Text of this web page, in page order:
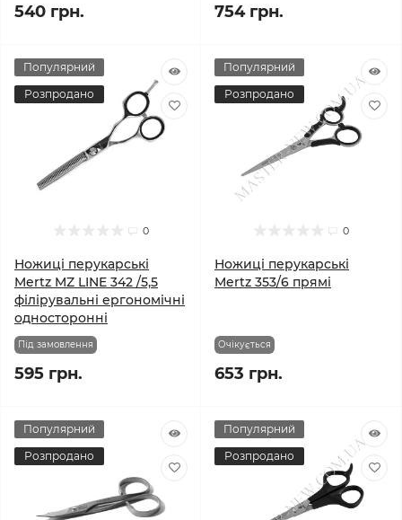
540 грн. 754 грн.
Популярний
Розпродано
0
Ножиці перукарські
Mertz MZ LINE 342 /5,5
філірувальні ергономічні
односторонні
Під замовлення
595 грн.
Популярний
Розпродано
0
Ножиці перукарські
Mertz 353/6 прямі
Очікується
653 грн.
Популярний
Розпродано
Популярний
Розпродано